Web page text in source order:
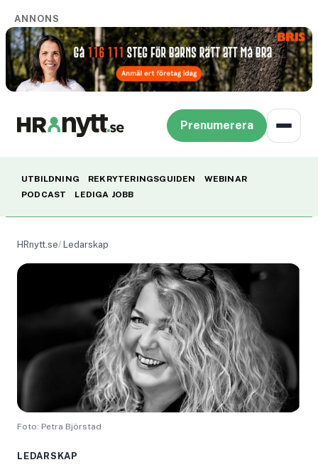
ANNONS
Prenumerera
UTBILDNING REKRYTERINGSGUIDEN
WEBINAR
PODCAST
LEDIGA JOBB
HRnytt.se Ledarskap
Foto: Petra Björstad
LEDARSKAP